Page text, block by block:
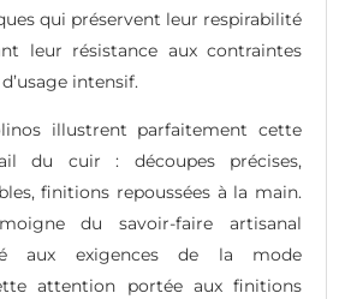
qui préservent leur respirabilité
leur résistance aux contraintes
d’usage intensif.
illustrent parfaitement cette
du cuir : découpes précises,
finitions repoussées à la main.
du savoir-faire artisanal
aux exigences de la mode
attention portée aux finitions